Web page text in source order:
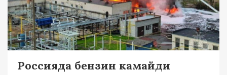
Россияда бензин камайди